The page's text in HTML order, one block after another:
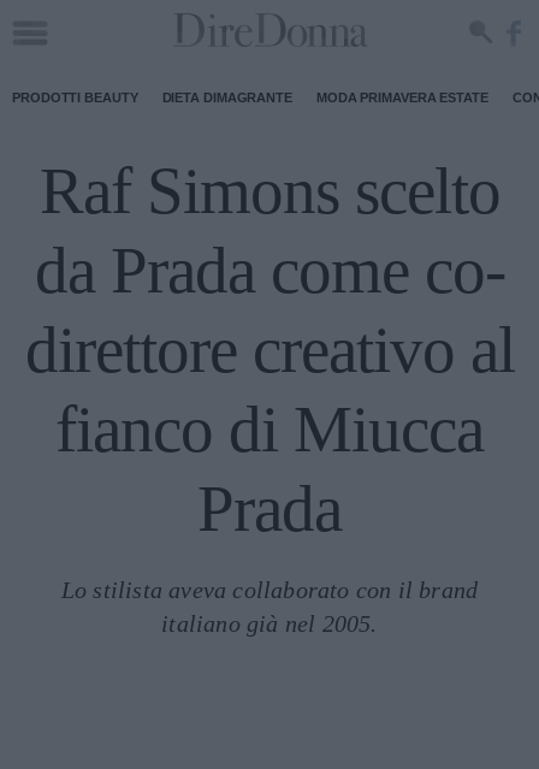
PRODOTTI BEAUTY DIETA DIMAGRANTE MODA PRIMAVERA ESTATE
Raf Simons scelto
da Prada come co-
direttore creativo al
fianco di Miucca
Prada
Lo stilista aveva collaborato con il brand
italiano già nel 2005.